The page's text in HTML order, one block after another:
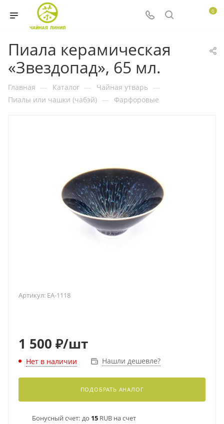
0
Пиала керамическая
«Звездопад», 65 мл.
Главная — Каталог — Чайная утварь —
Пиалы или чашки (чабэй) — Фарфоровые
Артикул: EA-1118
1 500 ₽/шт
Нет в наличии Нашли дешевле?
ПОДОБРАТЬ АНАЛОГ
Бонусный счет: до 15 RUB на счет